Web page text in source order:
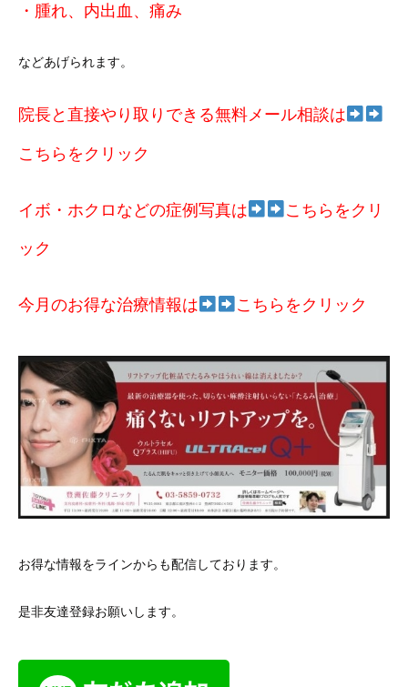
・腫れ、内出血、痛み
などあげられます。
院長と直接やり取りできる無料メール相談は
こちらをクリック
イボ・ホクロなどの症例写真は こちらをクリ
ック
今月のお得な治療情報は こちらをクリック
お得な情報をラインからも配信しております。
是非友達登録お願いします。